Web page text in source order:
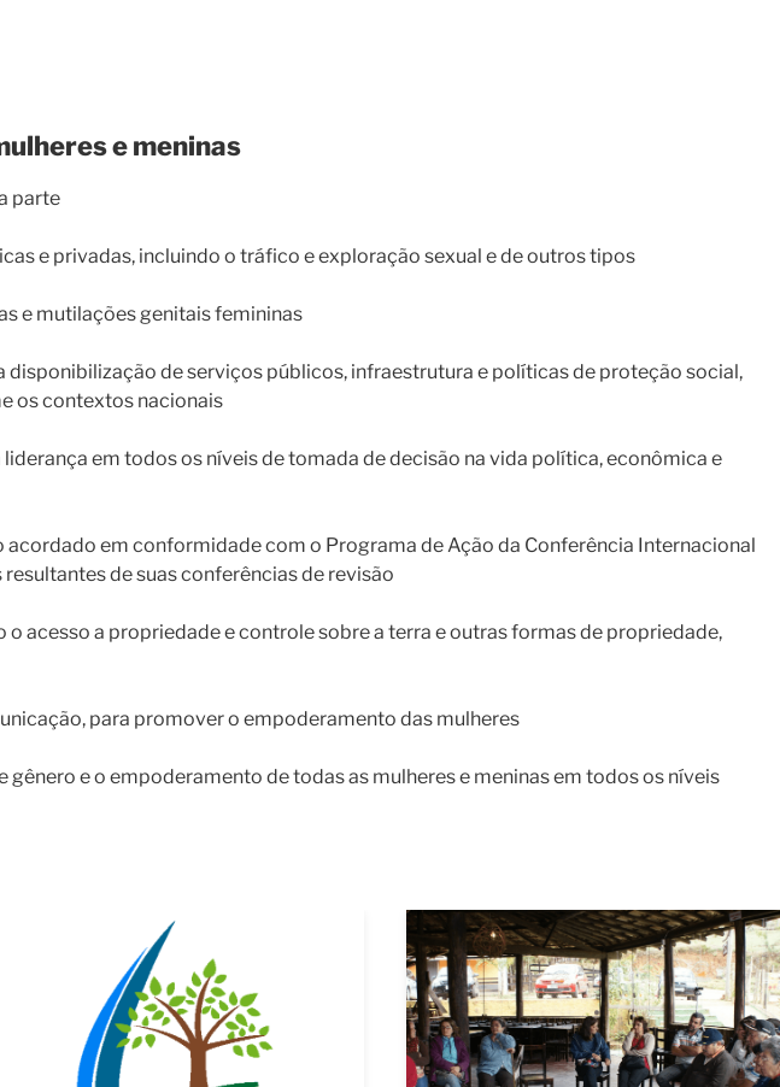
e meninas
parte
e privadas, incluindo o tráfico e exploração sexual e de outros tipos
e mutilações genitais femininas
de serviços públicos, infraestrutura e políticas de proteção social,
os contextos nacionais
em todos os níveis de tomada de decisão na vida política, econômica e
em conformidade com o Programa de Ação da Conferência Internacional
de suas conferências de revisão
acesso a propriedade e controle sobre a terra e outras formas de propriedade,
para promover o empoderamento das mulheres
e o empoderamento de todas as mulheres e meninas em todos os níveis